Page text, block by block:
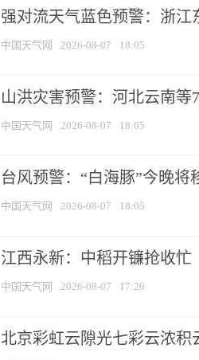
强对流天气蓝色预警：浙江
中国天气网 2026-08-07 18:05
山洪灾害预警：河北云南
中国天气网 2026-08-07 18:05
台风预警：“白海豚”今晚将
中国天气网 2026-08-07 18:05
江西永新：中稻开镰抢收忙
中国天气网 2026-08-07 17:26
北京彩虹云隙光七彩云浓积